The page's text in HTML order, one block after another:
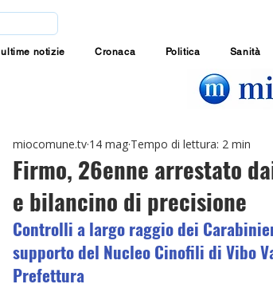
ultime notizie Cronaca Politica Sanità
Firmo, 26enne arrestato
e bilancino di precisione
miocomune.tv 14 mag Tempo di lettura: 2 min
Controlli a largo raggio dei
supporto del Nucleo Cinofili di Vibo
Prefettura